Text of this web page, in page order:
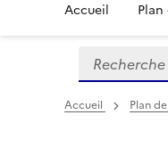
Accueil
Formulaire
de
recherche
Recherche
Accueil Plan